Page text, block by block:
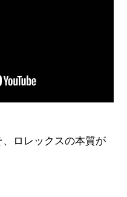
ロレックスの本質が